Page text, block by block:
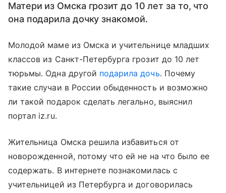
Матери из Омска грозит до 10 лет за то, что
она подарила дочку знакомой.
Молодой маме из Омска и учительнице младших
классов из Санкт-Петербурга грозит до 10 лет
тюрьмы. Одна другой подарила дочь. Почему
такие случаи в России обыденность и возможно
ли такой подарок сделать легально, выяснил
портал iz.ru.
Жительница Омска решила избавиться от
новорожденной, потому что ей не на что было ее
содержать. В интернете познакомилась с
учительницей из Петербурга и договорилась